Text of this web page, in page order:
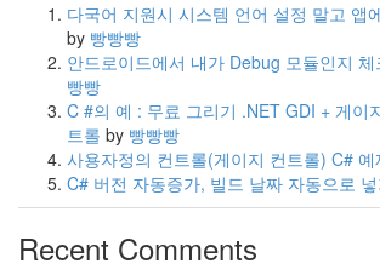
다국어 지원시 시스템 언어 설정 말고 앱
by 빵빵빵
안드로이드에서 내가 Debug 모듈인지 체
빵빵
C #의 예 : 무료 그리기 .NET GDI + 게이
트롤 by 빵빵빵
사용자정의 컨트롤(게이지 컨트롤) C# 예
C# 버전 자동증가, 빌드 날짜 자동으로 넣
Recent Comments